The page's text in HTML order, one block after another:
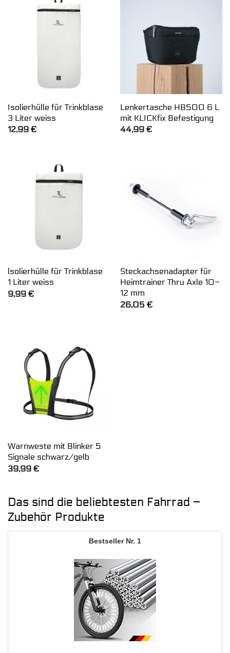
Isolierhülle für Trinkblase
3 Liter weiss
12,99 €
Lenkertasche HB500 6 L
mit KLICKfix Befestigung
44,99 €
lsolierhülle für Trinkblase
1 Liter weiss
9,99 €
Steckachsenadapter für
Heimtrainer Thru Axle 10–
12 mm
26,05 €
Warnweste mit Blinker 5
Signale schwarz/gelb
39,99 €
Das sind die beliebtesten Fahrrad –
Zubehör Produkte
1